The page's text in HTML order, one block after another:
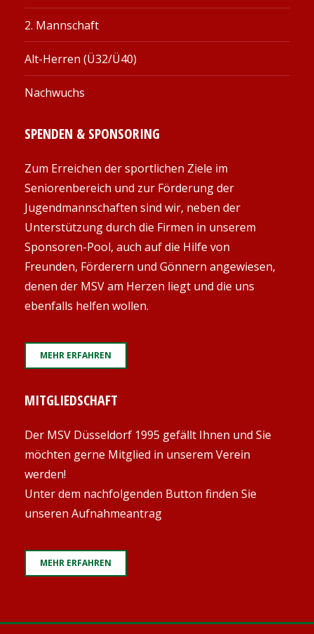
2. Mannschaft
Alt-Herren (Ü32/Ü40)
Nachwuchs
SPENDEN & SPONSORING
Zum Erreichen der sportlichen Ziele im
Seniorenbereich und zur Förderung der
Jugendmannschaften sind wir, neben der
Unterstützung durch die Firmen in unserem
Sponsoren-Pool, auch auf die Hilfe von
Freunden, Förderern und Gönnern angewiesen,
denen der MSV am Herzen liegt und die uns
ebenfalls helfen wollen.
MEHR ERFAHREN
MITGLIEDSCHAFT
Der MSV Düsseldorf 1995 gefällt Ihnen und Sie
möchten gerne Mitglied in unserem Verein
werden!
Unter dem nachfolgenden Button finden Sie
unseren Aufnahmeantrag
MEHR ERFAHREN